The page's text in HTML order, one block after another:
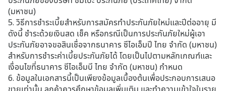
(มหาชน)
5. วิธีการชำระเบี้ยสำหรับการสมัครทำประกันภัยใหม่และปีต่ออายุ มี
ดังนี้ ชำระด้วยเงินสด เช็ค หรือกรณีเป็นการประกันภัยใหม่ผู้เอา
ประกันภัยอาจขอสินเชื่อจากธนาคาร ซีไอเอ็มปี ไทย จำกัด (มหาชน)
สำหรับการชำระค่าเบี้ยประกันภัยได้ โดยเป็นไปตามหลักเกณฑ์และ
เงื่อนไขที่ธนาคาร ซีไอเอ็มบี ไทย จำกัด (มหาชน) กำหนด
6. ข้อมูลในเอกสารนี้เป็นเพียงข้อมูลเบื้องต้นเพื่อประกอบการเสนอ